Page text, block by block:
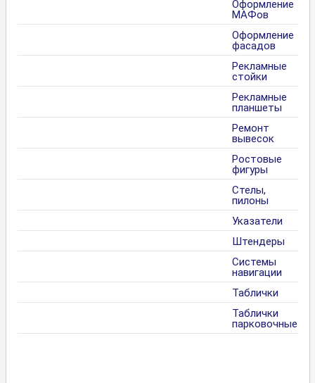
Оформление
МАФов
Оформление
фасадов
Рекламные
стойки
Рекламные
планшеты
Ремонт
вывесок
Ростовые
фигуры
Стелы,
пилоны
Указатели
Штендеры
Системы
навигации
Таблички
Таблички
парковочные